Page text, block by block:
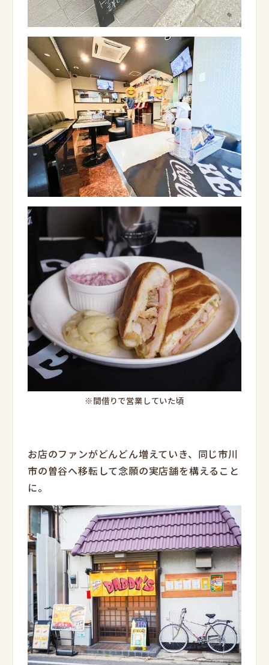
※間借りで営業していた頃
お店のファンがどんどん増えていき、同じ市川
市の曽谷へ移転して念願の実店舗を構えること
に。